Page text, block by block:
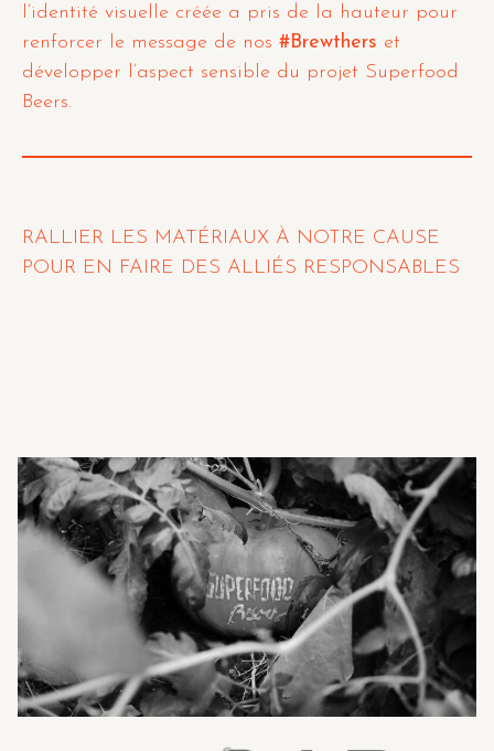
l’identité visuelle créée a pris de la hauteur pour
renforcer le message de nos #Brewthers et
développer l’aspect sensible du projet Superfood
Beers.
RALLIER LES MATÉRIAUX À NOTRE CAUSE
POUR EN FAIRE DES ALLIÉS RESPONSABLES